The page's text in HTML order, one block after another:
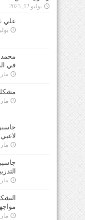
يوليو 12, 2023
علي
يوليو 8,
في
مارس
مارس
مارس
مارس
مارس